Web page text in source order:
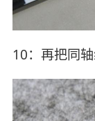
10：再把同